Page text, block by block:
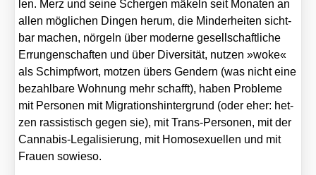
len. Merz und sei­ne Scher­gen mäkeln seit Mona­ten an
allen mög­li­chen Din­gen her­um, die Min­der­hei­ten sicht­
bar machen, nör­geln über moder­ne gesell­schaft­li­che
Errun­gen­schaf­ten und über Diver­si­tät, nut­zen »woke«
als Schimpf­wort, mot­zen übers Gen­dern (was nicht eine
bezahl­ba­re Woh­nung mehr schafft), haben Pro­ble­me
mit Per­so­nen mit Migra­ti­ons­hin­ter­grund (oder eher: het­
zen ras­sis­tisch gegen sie), mit Trans-Per­so­nen, mit der
Can­na­bis-Lega­li­sie­rung, mit Homo­se­xu­el­len und mit
Frau­en sowie­so.